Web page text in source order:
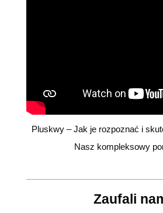
Pluskwy – Jak je rozpoznać i
Nasz kompleksowy
Zaufali